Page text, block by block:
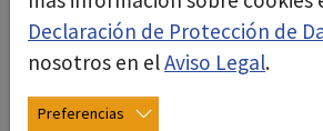
nocivas y peligrosas, la
polvo, el uso de tecnologías
defensa civil y el control de
en el sector sanitario.
Declaración de Protección de
nosotros en elAviso Legal.
Preferencias